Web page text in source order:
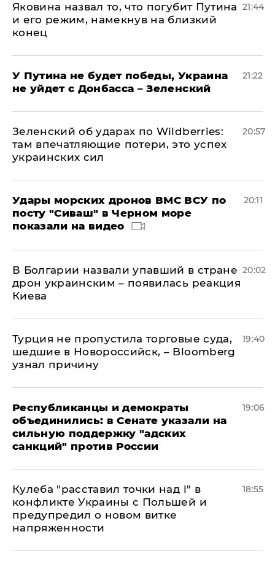
Яковина назвал то, что погубит Путина
и его режим, намекнув на близкий
конец
21:44
У Путина не будет победы, Украина
не уйдет с Донбасса – Зеленский
21:22
Зеленский об ударах по Wildberries:
там впечатляющие потери, это успех
украинских сил
20:57
Удары морских дронов ВМС ВСУ по
посту "Сиваш" в Черном море
показали на видео
20:11
В Болгарии назвали упавший в стране
дрон украинским – появилась реакция
Киева
20:02
Турция не пропустила торговые суда,
шедшие в Новороссийск, – Bloomberg
узнал причину
19:40
Республиканцы и демократы
объединились: в Сенате указали на
сильную поддержку "адских
санкций" против России
19:06
Кулеба "расставил точки над і" в
конфликте Украины с Польшей и
предупредил о новом витке
напряженности
18:55